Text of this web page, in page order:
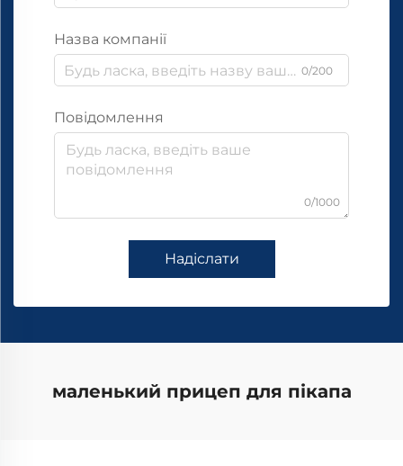
Назва компанії
0/200
Повідомлення
0/1000
Надіслати
маленький прицеп для пікапа